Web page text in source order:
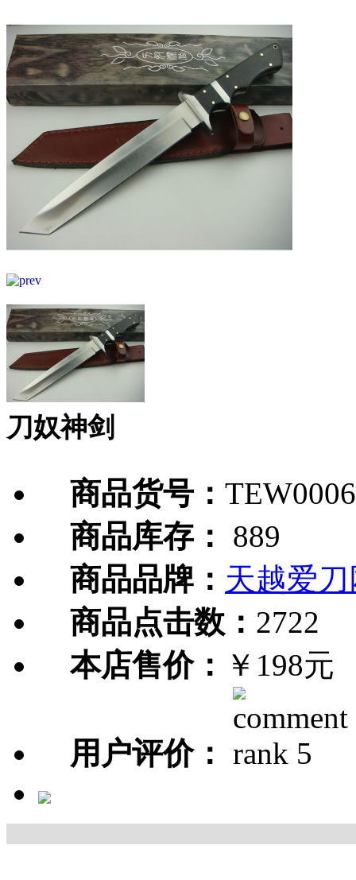
刀奴神剑
商品货号：
商品库存：
889
商品品牌： 天越爱
商品点击数： 2722
本店售价： ￥198元
用户评价：